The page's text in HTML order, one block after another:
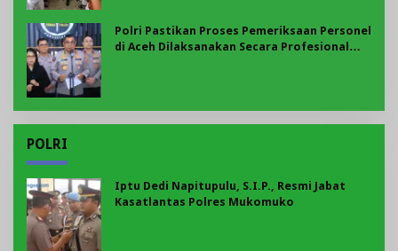
Polri Pastikan Proses Pemeriksaan Personel
di Aceh Dilaksanakan Secara Profesional
POLRI
Iptu Dedi Napitupulu, S.I.P., Resmi Jabat
Kasatlantas Polres Mukomuko